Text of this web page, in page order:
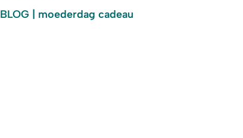
BLOG | moederdag cadeau